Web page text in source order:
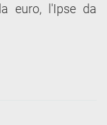
euro, l'Ipse da